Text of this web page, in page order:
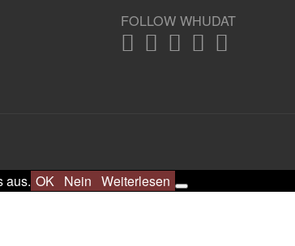
FOLLOW WHUDAT
aus. OK Nein Weiterlesen